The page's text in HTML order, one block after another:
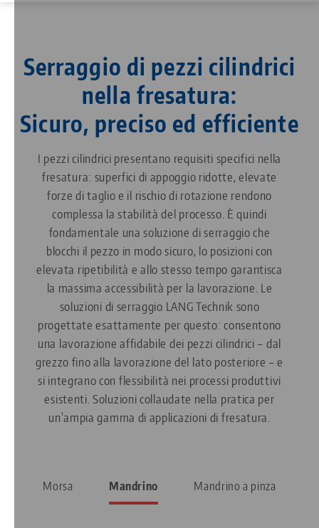
Serraggio di pezzi cilindrici
nella fresatura:
Sicuro, preciso ed efficiente
I pezzi cilindrici presentano requisiti specifici nella
fresatura: superfici di appoggio ridotte, elevate
forze di taglio e il rischio di rotazione rendono
complessa la stabilità del processo. È quindi
fondamentale una soluzione di serraggio che
blocchi il pezzo in modo sicuro, lo posizioni con
elevata ripetibilità e allo stesso tempo garantisca
la massima accessibilità per la lavorazione. Le
soluzioni di serraggio LANG Technik sono
progettate esattamente per questo: consentono
una lavorazione affidabile dei pezzi cilindrici – dal
grezzo fino alla lavorazione del lato posteriore – e
si integrano con flessibilità nei processi produttivi
esistenti. Soluzioni collaudate nella pratica per
un’ampia gamma di applicazioni di fresatura.
Morsa Mandrino Mandrino a pinza